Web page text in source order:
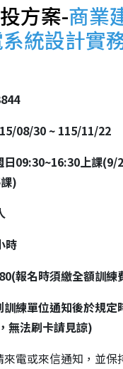
方案-商業
統設計實
08/30 ~ 115/11/22
日09:30~16:30上課(9/
)
時
報名時須繳全額訓練
練單位通知後於規定
無法刷卡請見諒)
電或來信通知，並保